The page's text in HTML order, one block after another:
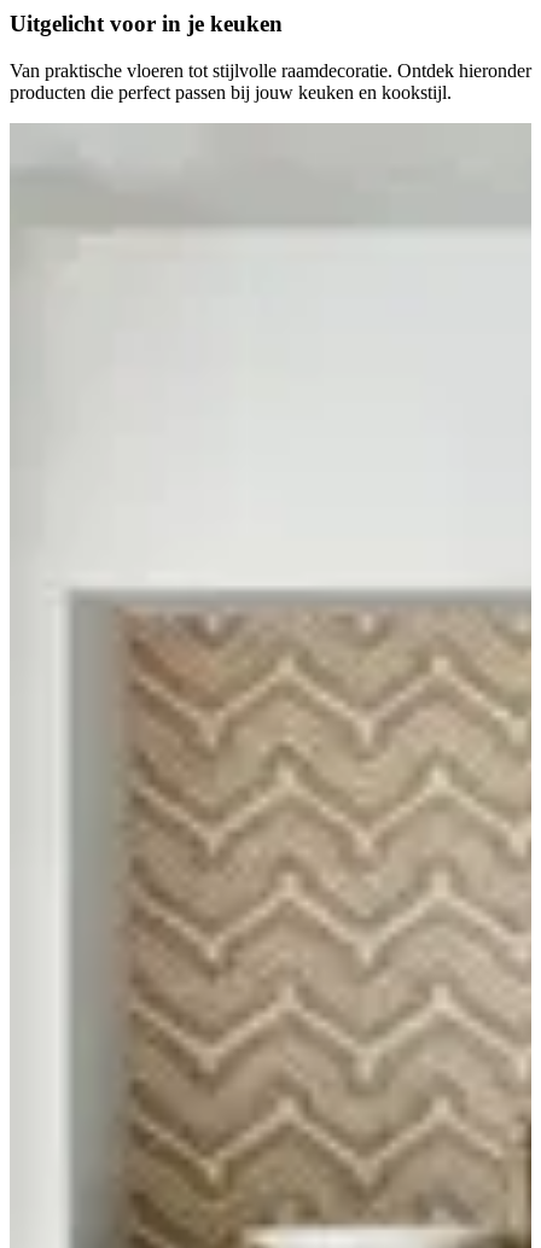
Uitgelicht voor in je keuken
Van praktische vloeren tot stijlvolle raamdecoratie. Ontdek hieronder
producten die perfect passen bij jouw keuken en kookstijl.